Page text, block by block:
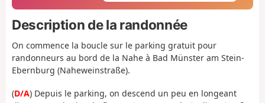
Description de la randonnée
On commence la boucle sur le parking gratuit pour
randonneurs au bord de la Nahe à Bad Münster am Stein-
Ebernburg (Naheweinstraße).
(D/A) Depuis le parking, on descend un peu en longeant